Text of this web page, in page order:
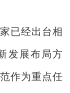
已经出台相
发展布局方
作为重点任